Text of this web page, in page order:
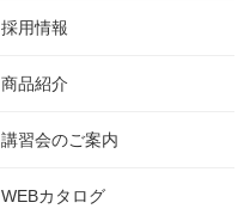
採用情報
商品紹介
講習会のご案内
WEBカタログ